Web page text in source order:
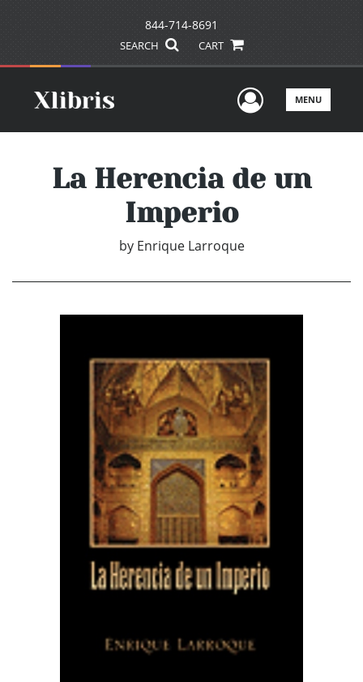
844-714-8691
SEARCH CART
UserMENU
La Herencia de un
Imperio
by Enrique Larroque